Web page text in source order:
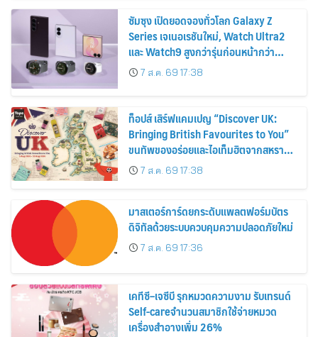
ซัมซุง เปิดยอดจองทั่วโลก Galaxy Z
Series เจเนอเรชันใหม่, Watch Ultra2
และ Watch9 สูงกว่ารุ่นก่อนหน้ากว่า
30%7 ส.ค. 69 17:38
ท็อปส์ เสิร์ฟแคมเปญ “Discover UK:
Bringing British Favourites to You”
ขนทัพของอร่อยและไอเท็มฮิตจากสหราช
อาณาจักร ส่งตรงถึงมือตั้งแต่วันนี้ – 18
สิงหาคมนี้
7 ส.ค. 69 17:38
มาสเตอร์การ์ดยกระดับแพลตฟอร์มบัตร
ดิจิทัลด้วยระบบควบคุมความปลอดภัยใหม่
7 ส.ค. 69 17:36
เคทีซี–เจซีบี รุกหมวดความงาม รับเทรนด์
Self-careจำนวนสมาชิกใช้จ่ายหมวด
เครื่องสำอางเพิ่ม 26%